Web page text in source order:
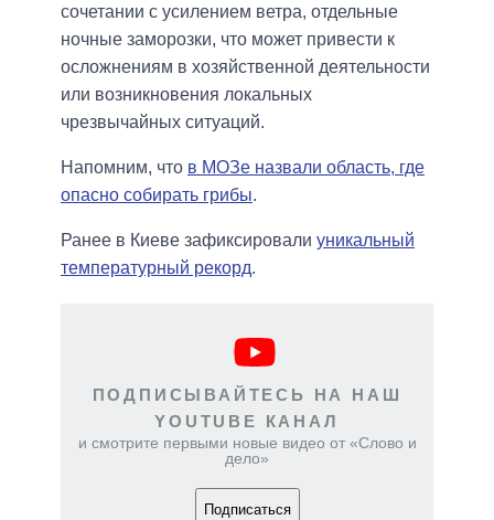
сочетании с усилением ветра, отдельные
ночные заморозки, что может привести к
осложнениям в хозяйственной деятельности
или возникновения локальных
чрезвычайных ситуаций.
Напомним, что в МОЗе назвали область, где
опасно собирать грибы.
Ранее в Киеве зафиксировали уникальный
температурный рекорд.
ПОДПИСЫВАЙТЕСЬ НА НАШ
YOUTUBE КАНАЛ
и смотрите первыми новые видео от «Слово и
дело»
Подписаться